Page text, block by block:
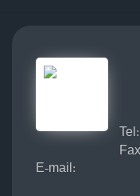
Tel:
E-mail: